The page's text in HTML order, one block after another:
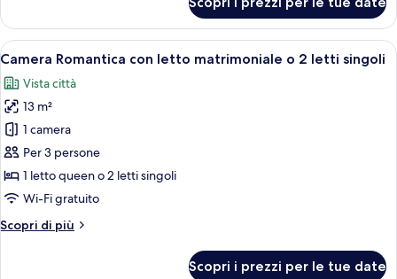
letti
singoli
Comfort
con
letto
o
2
letti
singoli
Apri
tutte
le
foto
per
Camera
Romantica
con
matrimoniale
Un angolo toeletta ordinato con
6
Camera Romantica con letto matrimoniale o 2 letti singoli
Vista città
13 m²
1 camera
Per 3 persone
1 letto queen o 2 letti singoli
Wi-Fi gratuito
Scopri di più
Altri
Scopri i prezzi per le tue date